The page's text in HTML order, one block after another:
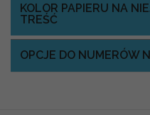
KOLOR PAPIERU NA
TREŚĆ
OPCJE DO NUMERÓW